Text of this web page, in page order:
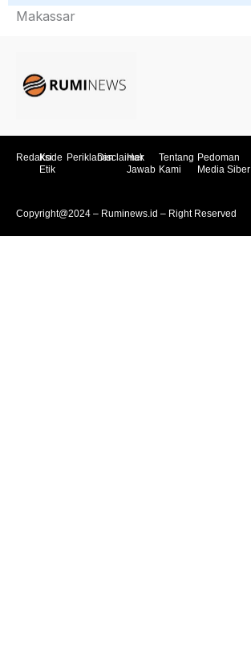
Makassar
RedaksiKode
Etik
PeriklananDisclaimer
Hak
Jawab
Tentang
Kami
Pedoman
Media Siber
Copyright@2024 – Ruminews.id – Right Reserved